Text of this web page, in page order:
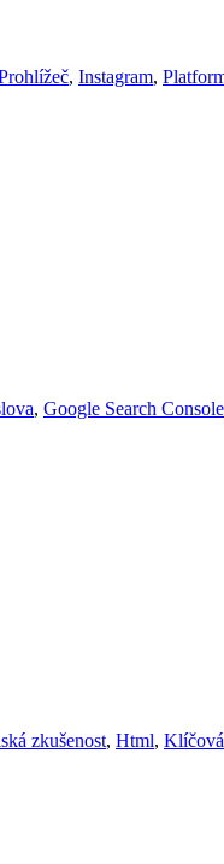
, Instagram,
, Google Search Console
zkušenost, Html,